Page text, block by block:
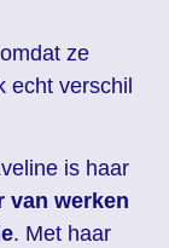
ze
echt verschil
is haar
van werken
. Met haar